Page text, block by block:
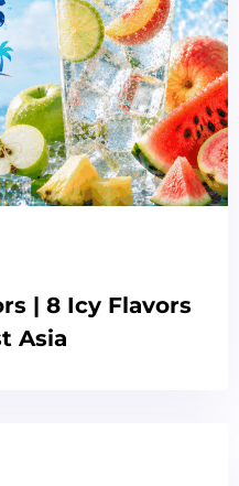
| 8 Icy Flavors
Asia